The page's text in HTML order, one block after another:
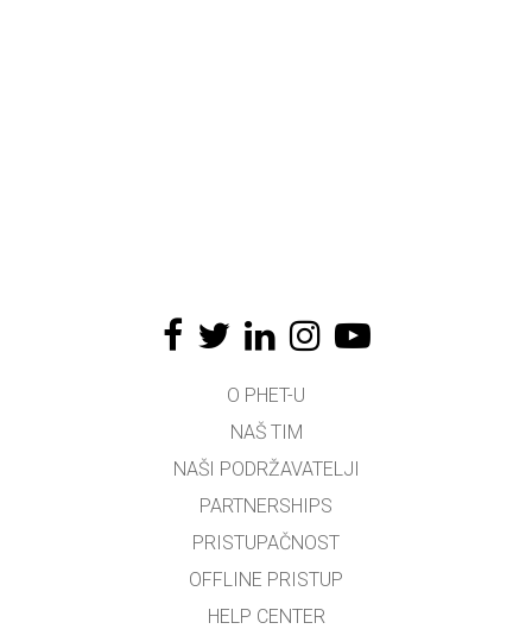
O PHET-U
NAŠ TIM
NAŠI PODRŽAVATELJI
PARTNERSHIPS
PRISTUPAČNOST
OFFLINE PRISTUP
HELP CENTER